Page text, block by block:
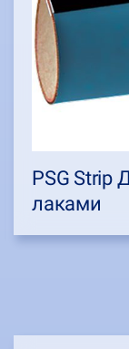
PSG Strip
лаками